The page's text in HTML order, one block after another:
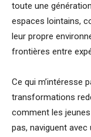
toute une
espaces lointains,
leur propre
frontières entre
Ce qui m’intéresse
transformations
comment les jeunes
pas, naviguent